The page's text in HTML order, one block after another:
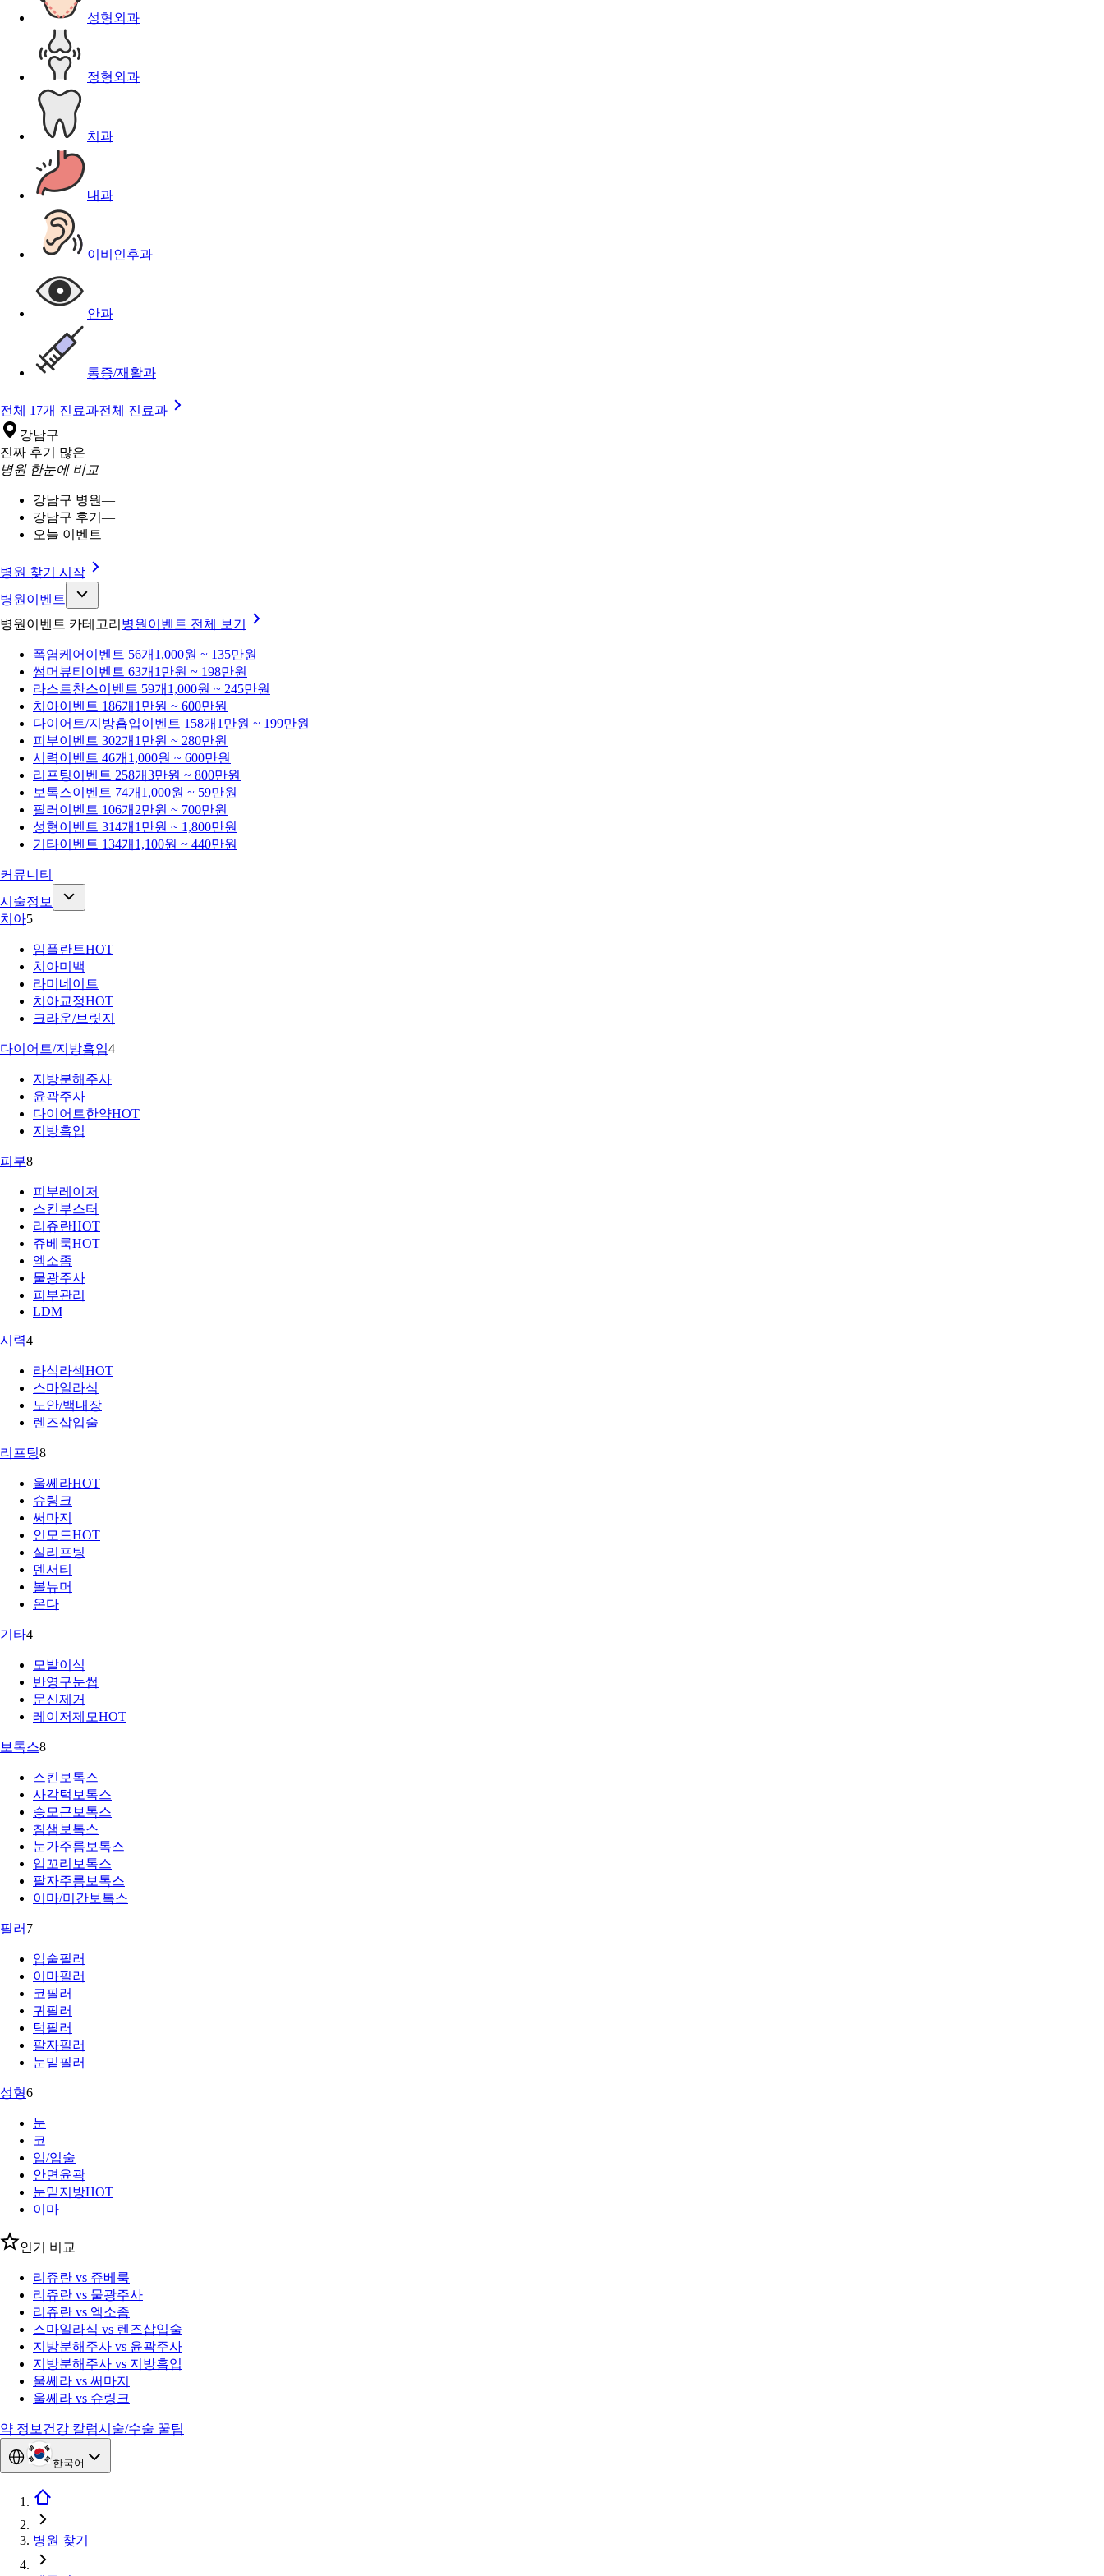
성형외과
정형외과
치과
내과
이비인후과
안과
통증/재활과
전체 17개 진료과전체 진료과
강남구
진짜 후기 많은
병원 한눈에 비교
강남구 병원—
강남구 후기 —
오늘 이벤트—
병원 찾기 시작
병원이벤트
병원이벤트 카테고리 병원이벤트 전체 보기
폭염케어 이벤트 56개 1,000원 ~ 135만원
썸머뷰티 이벤트 63개 1만원 ~ 198만원
라스트찬스이벤트 59개 1,000원 ~ 245만원
치아이벤트 186개 1만원 ~ 600만원
다이어트/지방흡입이벤트 158개 1만원 ~ 199만원
피부이벤트 302개 1만원 ~ 280만원
시력이벤트 46개 1,000원 ~ 600만원
리프팅이벤트 258개3만원 ~ 800만원
보톡스이벤트 74개 1,000원 ~ 59만원
필러 이벤트 106개 2만원 ~ 700만원
성형이벤트 314개 1만원 ~ 1,800만원
기타이벤트 134개 1,100원 ~ 440만원
커뮤니티
시술정보
치아5
임플란트HOT
치아미백
라미네이트
치아교정HOT
크라운/브릿지
다이어트/지방흡입4
지방분해주사
윤곽주사
다이어트한약HOT
지방흡입
피부8
피부레이저
스킨부스터
리쥬란HOT
쥬베룩HOT
엑소좀
물광주사
피부관리
LDM
시력4
라식라섹HOT
스마일라식
노안/백내장
렌즈삽입술
리프팅8
울쎄라HOT
슈링크
써마지
인모드HOT
실리프팅
덴서티
볼뉴머
온다
기타4
모발이식
반영구눈썹
문신제거
레이저제모HOT
보톡스8
스킨보톡스
사각턱보톡스
승모근보톡스
침샘보톡스
눈가주름보톡스
입꼬리보톡스
팔자주름보톡스
이마/미간보톡스
필러 7
입술필러
이마필러
코필러
귀필러
턱필러
팔자필러
눈밑필러
성형6
눈
코
입/입술
안면윤곽
눈밑지방HOT
이마
인기 비교
리쥬란 vs 쥬베룩
리쥬란 vs 물광주사
리쥬란 vs 엑소좀
스마일라식 vs 렌즈삽입술
지방분해주사 vs 윤곽주사
지방분해주사 vs 지방흡입
울쎄라 vs 써마지
울쎄라 vs 슈링크
약 정보 건강 칼럼시술/수술 꿀팁
한국어
병원 찾기